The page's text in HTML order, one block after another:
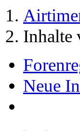
Inhalte
Neue